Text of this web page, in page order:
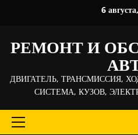
6
РЕМОНТ И
ДВИГАТЕЛЬ, ТРАНСМИССИЯ,
СИСТЕМА, КУЗОВ,
Основное